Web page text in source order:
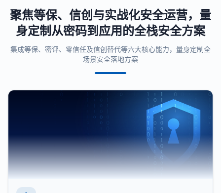
聚焦等保、信创与实战化安全运营，量
身定制从密码到应用的全栈安全方案
集成等保、密评、零信任及信创替代等六大核心能力，量身定制全
场景安全落地方案